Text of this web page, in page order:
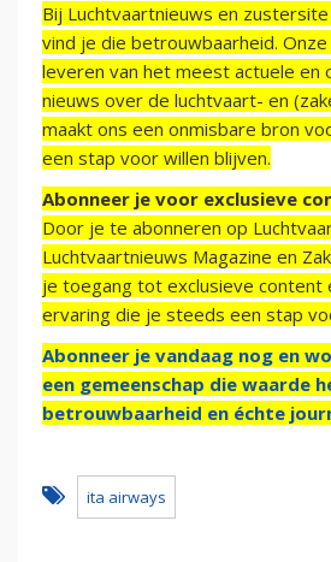
Bij Luchtvaartnieuws en
vind je die betrouwbaarheid.
leveren van het meest actuele en
nieuws over de luchtvaart- en
maakt ons een onmisbare bron
een stap voor willen blijven.
Abonneer je voor exclusieve
Door je te abonneren op
Luchtvaartnieuws Magazine en
je toegang tot exclusieve content
ervaring die je steeds een stap
Abonneer je vandaag nog en
een gemeenschap die waarde
betrouwbaarheid en échte
ita airways